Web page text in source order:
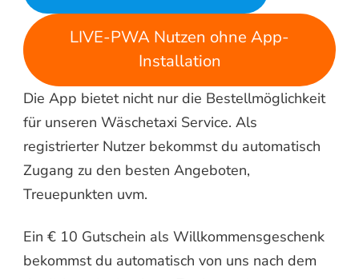
LIVE-PWA Nutzen ohne App-
Installation
Die App bietet nicht nur die Bestellmöglichkeit
für unseren Wäschetaxi Service. Als
registrierter Nutzer bekommst du automatisch
Zugang zu den besten Angeboten,
Treuepunkten uvm.
Ein € 10 Gutschein als Willkommensgeschenk
bekommst du automatisch von uns nach dem